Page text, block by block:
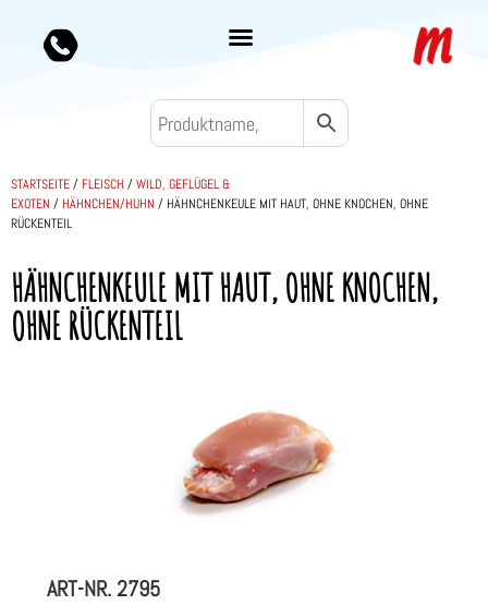
STARTSEITE/ FLEISCH /WILD, GEFLÜGEL &
EXOTEN / HÄHNCHEN/HUHN / HÄHNCHENKEULE MIT HAUT, OHNE KNOCHEN, OHNE
RÜCKENTEIL
HÄHNCHENKEULE MIT HAUT, OHNE KNOCHEN,
OHNE RÜCKENTEIL
ART-NR.2795